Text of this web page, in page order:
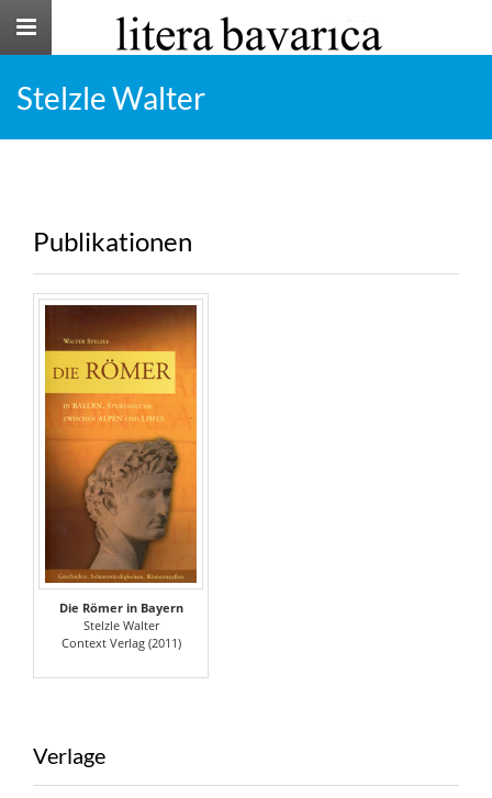
Toggle
Stelzle Walter
Publikationen
Die Römer in Bayern
Stelzle Walter
Context Verlag (2011)
Verlage